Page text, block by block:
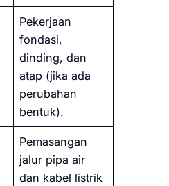
Pekerjaan
fondasi,
dinding, dan
atap (jika ada
perubahan
bentuk).
Pemasangan
jalur pipa air
dan kabel listrik